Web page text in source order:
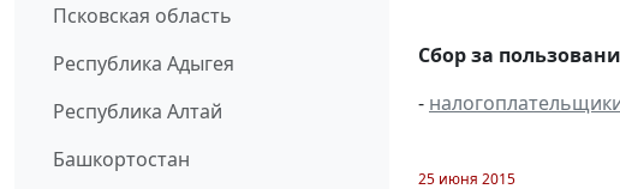
Псковская область
Республика Адыгея
Республика Алтай
Башкортостан
Сбор за
-
25 июня 2015